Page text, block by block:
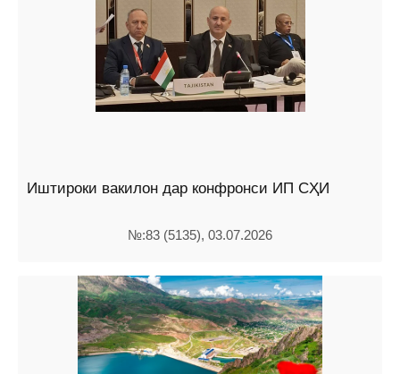
Иштироки вакилон дар конфронси ИП СҲИ
№:83 (5135), 03.07.2026